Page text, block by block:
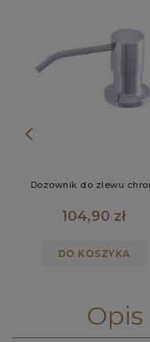
Dozownik do zlewu
104,90 zł
DO KOSZYKA